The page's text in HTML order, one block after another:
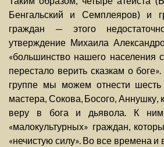
Бенгальский и Семплеяров) и
граждан — этого
утверждение Михаила
«большинство нашего населения
перестало верить сказкам о
группе мы можем отнести шесть
мастера, Сокова, Босого, Аннушку,
веру в бога и дьявола. К ним
«малокультурных» граждан,
«нечистую силу». Во все времена